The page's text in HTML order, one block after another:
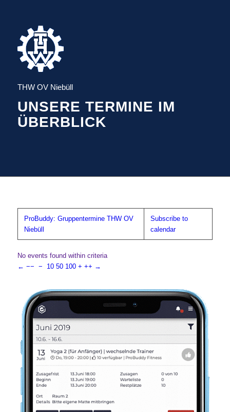
THW OV Niebüll
UNSERE TERMINE IM
ÜBERBLICK
ProBuddy: Gruppentermine THW OV
Niebüll
Subscribe to
calendar
No events found within criteria
← −− − 10 50 100 + ++ →